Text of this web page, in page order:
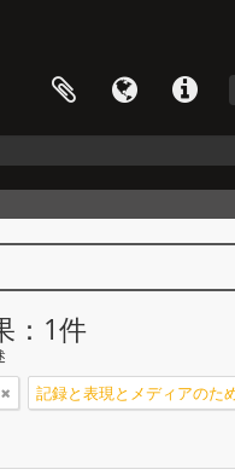
：1件
記録と表現とメディアのた